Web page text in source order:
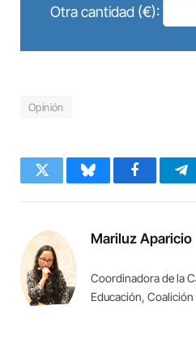
Otra cantidad (€):
Opinión
Twitter BlueskyFacebook
Mariluz Aparicio
Coordinadora de la
Educación, Coalición